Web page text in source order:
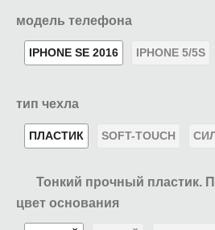
модель телефона
IPHONE SE 2016 IPHONE 5/5S
тип чехла
ПЛАСТИК SOFT-TOUCH
Тонкий прочный пластик.
цвет основания